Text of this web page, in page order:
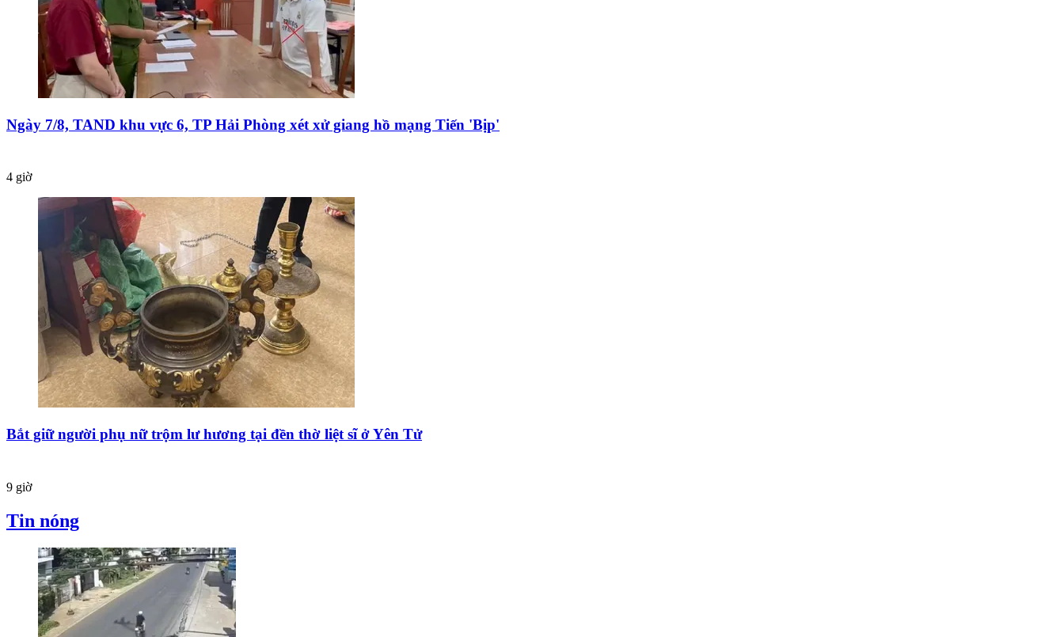
Ngày 7/8, TAND khu vực 6, TP Hải Phòng xét xử giang hồ mạng Tiến 'Bịp'
4 giờ
Bắt giữ người phụ nữ trộm lư hương tại đền thờ liệt sĩ ở Yên Tử
9 giờ
Tin nóng